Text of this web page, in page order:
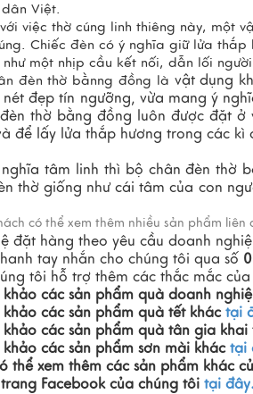
Việt.
việc thờ cúng linh thiêng này, một
Chiếc đèn có ý nghĩa giữ lửa thắp
một nhịp cầu kết nối, dẫn lối
đèn thờ bằnng đồng là vật dụng
đẹp tín ngưỡng, vừa mang ý
thờ bằng đồng luôn được đặt ở
để lấy lửa thắp hương trong các kì
tâm linh thì bộ chân đèn thờ
thờ giống như cái tâm của con
có thể xem thêm nhiều sản phẩm liên
đặt hàng theo yêu cầu doanh
tay nhắn cho chúng tôi qua số
tôi hỗ trợ thêm các thắc mắc
khảo các sản phẩm quà doanh
khảo các sản phẩm quà tết kháctại
khảo các sản phẩm quà tân gia
khảo các sản phẩm sơn mài khác tại
thể xem thêm các sản phẩm khác
Facebook của chúng tôi tại đây.